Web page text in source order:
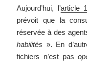
Aujourd’hui, l’article
prévoit que la
réservée à des
habilités ». En
fichiers n’est pas